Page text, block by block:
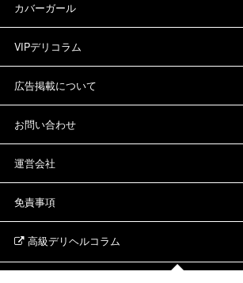
カバーガール
VIPデリコラム
広告掲載について
お問い合わせ
運営会社
免責事項
高級デリヘルコラム